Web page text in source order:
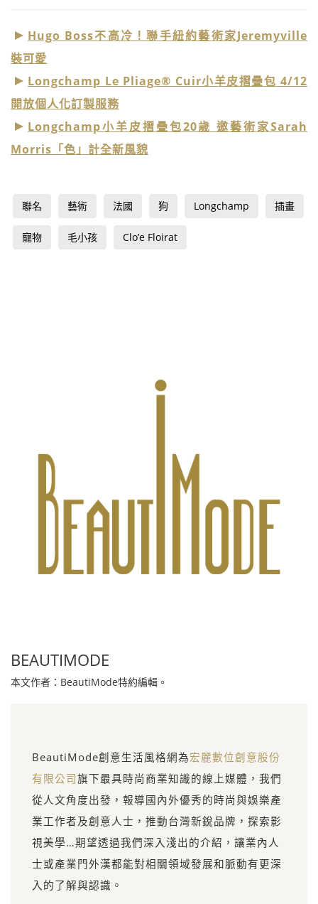
Hugo Boss不高冷！聯手紐約藝術家Jeremyville
裝可愛
Longchamp Le Pliage® Cuir小羊皮摺疊包 4/12
開放個人化訂製服務
Longchamp小羊皮摺疊包20歲 邀藝術家Sarah
Morris「色」計全新風貌
聯名 藝術 法國 狗 Longchamp 插畫
寵物 毛小孩 Clo’e Floirat
BEAUTIMODE
本文作者：BeautiMode特約編輯。
BeautiMode創意生活風格網為宏麗數位創意股份
有限公司旗下最具時尚商業知識的線上媒體，我們
從人文角度出發，報導國內外優秀的時尚與娛樂產
業工作者及創意人士，推動台灣新銳品牌，探索影
視美學…期望透過我們深入淺出的介紹，讓業內人
士或產業門外漢都能對相關領域發展和脈動有更深
入的了解與認識。